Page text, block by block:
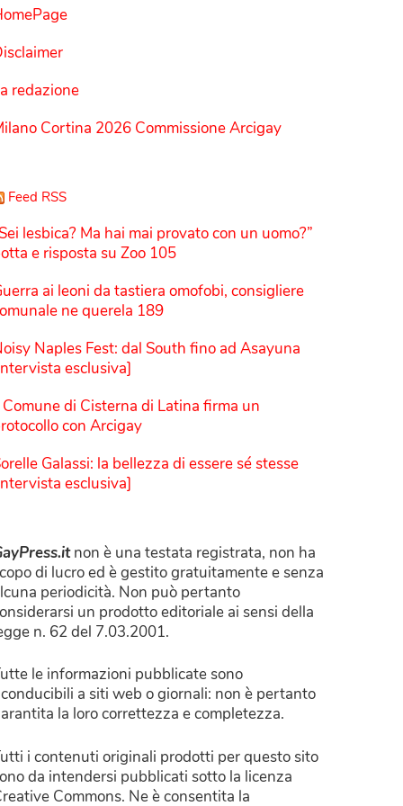
redazione
Cortina 2026 Commissione Arcigay
Feed RSS
lesbica? Ma hai mai provato con un uomo?”
e risposta su Zoo 105
ai leoni da tastiera omofobi, consigliere
ne querela 189
Naples Fest: dal South fino ad Asayuna
esclusiva]
Comune di Cisterna di Latina firma un
con Arcigay
Galassi: la bellezza di essere sé stesse
esclusiva]
non è una testata registrata, non ha
di lucro ed è gestito gratuitamente e senza
periodicità. Non può pertanto
un prodotto editoriale ai sensi della
n. 62 del 7.03.2001.
le informazioni pubblicate sono
a siti web o giornali: non è pertanto
la loro correttezza e completezza.
i contenuti originali prodotti per questo sito
da intendersi pubblicati sotto la licenza
Commons. Ne è consentita la